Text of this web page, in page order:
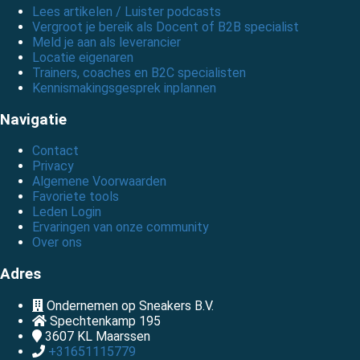
Lees artikelen / Luister podcasts
Vergroot je bereik als Docent of B2B specialist
Meld je aan als leverancier
Locatie eigenaren
Trainers, coaches en B2C specialisten
Kennismakingsgesprek inplannen
Navigatie
Contact
Privacy
Algemene Voorwaarden
Favoriete tools
Leden Login
Ervaringen van onze community
Over ons
Adres
Ondernemen op Sneakers B.V.
Spechtenkamp 195
3607 KL Maarssen
+31651115779